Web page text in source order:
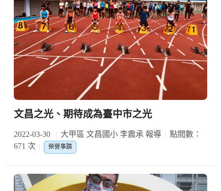
文昌之光、期待成為臺中市之光
2022-03-30 大甲區 文昌國小 李震承 報導
點閱數：
671 次
榮譽事蹟